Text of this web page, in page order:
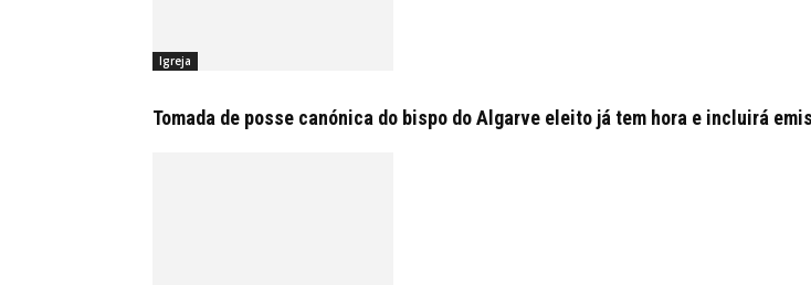
Igreja
Tomada de posse canónica do bispo do Algarve eleito já tem hora e incluirá